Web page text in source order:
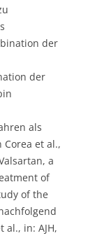
der
der
als
et al.,
a
of
of the
al., in: AJH,